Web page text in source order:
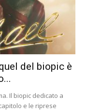
del biopic è
Il biopic dedicato a
e le riprese